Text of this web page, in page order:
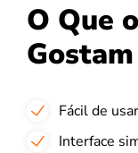
O Que
Fácil de usar
Interface